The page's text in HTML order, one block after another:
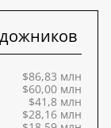
$86,83 млн
$60,00 млн
$41,8 млн
$28,16 млн